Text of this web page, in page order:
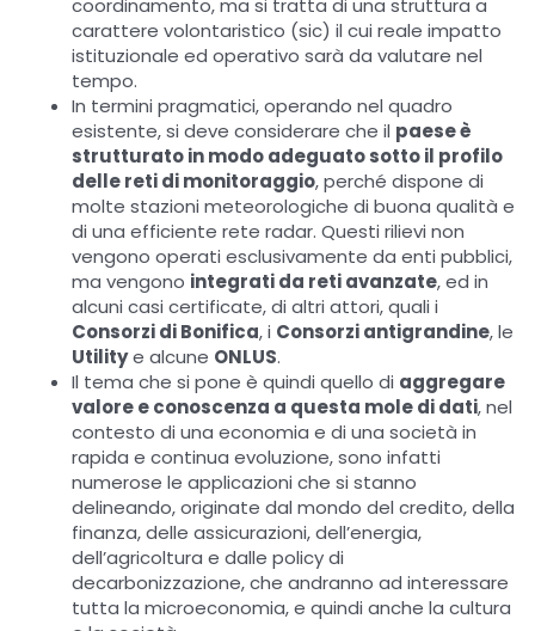
coordinamento, ma si tratta di una struttura a
carattere volontaristico (sic) il cui reale impatto
istituzionale ed operativo sarà da valutare nel
tempo.
In termini pragmatici, operando nel quadro
esistente, si deve considerare che il paese è
strutturato in modo adeguato sotto il profilo
delle reti di monitoraggio, perché dispone di
molte stazioni meteorologiche di buona qualità e
di una efficiente rete radar. Questi rilievi non
vengono operati esclusivamente da enti pubblici,
ma vengono integrati da reti avanzate, ed in
alcuni casi certificate, di altri attori, quali i
Consorzi di Bonifica, i Consorzi antigrandine, le
Utilitye alcune ONLUS.
Il tema che si pone è quindi quello di aggregare
valore e conoscenza a questa mole di dati, nel
contesto di una economia e di una società in
rapida e continua evoluzione, sono infatti
numerose le applicazioni che si stanno
delineando, originate dal mondo del credito, della
finanza, delle assicurazioni, dell’energia,
dell’agricoltura e dalle policy di
decarbonizzazione, che andranno ad interessare
tutta la microeconomia, e quindi anche la cultura